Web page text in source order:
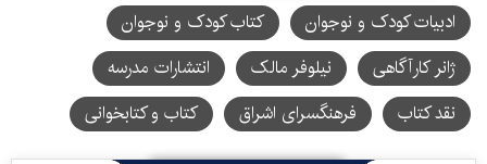
ادبیات کودک و نوجوان
کتاب کودک و نوجوان
ژانر کارآگاهی
نیلوفر مالک
انتشارات مدرسه
نقد کتاب
فرهنگسرای اشراق کتاب و کتابخوانی